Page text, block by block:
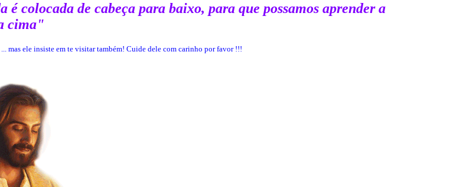
é colocada de cabeça para baixo, para que possamos aprender a
cima"
mas ele insiste em te visitar também! Cuide dele com carinho por favor !!!